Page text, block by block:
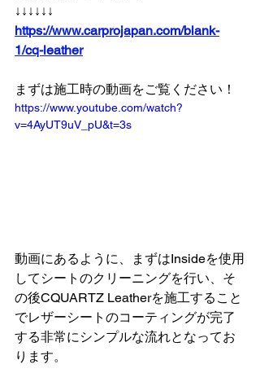
↓↓↓↓↓↓
https://www.carprojapan.com/blank-
1/cq-leather
まずは施工時の動画をご覧ください！
https://www.youtube.com/watch?
v=4AyUT9uV_pU&t=3s
動画にあるように、まずはInsideを使用
してシートのクリーニングを行い、そ
の後CQUARTZ Leatherを施工すること
でレザーシートのコーティングが完了
する非常にシンプルな流れとなってお
ります。